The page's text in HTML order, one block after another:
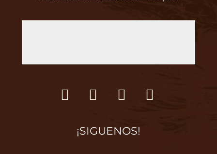
¡SIGUENOS!